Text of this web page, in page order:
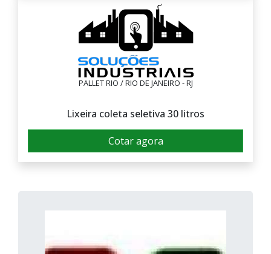
PALLET RIO / RIO DE JANEIRO - RJ
Lixeira coleta seletiva 30 litros
Cotar agora